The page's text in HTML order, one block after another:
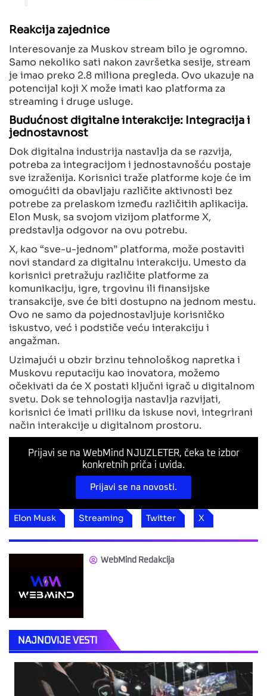
Reakcija zajednice
Interesovanje za Muskov stream bilo je ogromno.
Samo nekoliko sati nakon završetka sesije, stream
je imao preko 2.8 miliona pregleda. Ovo ukazuje na
potencijal koji X može imati kao platforma za
streaming i druge usluge.
Budućnost digitalne interakcije: Integracija i
jednostavnost
Dok digitalna industrija nastavlja da se razvija,
potreba za integracijom i jednostavnošću postaje
sve izraženija. Korisnici traže platforme koje će im
omogućiti da obavljaju različite aktivnosti bez
potrebe za prelaskom između različitih aplikacija.
Elon Musk, sa svojom vizijom platforme X,
predstavlja odgovor na ovu potrebu.
X, kao “sve-u-jednom” platforma, može postaviti
novi standard za digitalnu interakciju. Umesto da
korisnici pretražuju različite platforme za
komunikaciju, igre, trgovinu ili finansijske
transakcije, sve će biti dostupno na jednom mestu.
Ovo ne samo da pojednostavljuje korisničko
iskustvo, već i podstiče veću interakciju i
angažman.
Uzimajući u obzir brzinu tehnološkog napretka i
Muskovu reputaciju kao inovatora, možemo
očekivati da će X postati ključni igrač u digitalnom
svetu. Dok se tehnologija nastavlja razvijati,
korisnici će imati priliku da iskuse novi, integrirani
način interakcije u digitalnom prostoru.
Prijavi se na WebMind NJUZLETER, čeka te izbor
konkretnih priča i uvida.
Prijavi se na novosti.
Elon Musk Streaming Twitter X
WebMind Redakcija
NAJNOVIJE VESTI